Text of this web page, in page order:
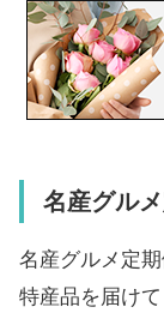
名産グル
名産グルメ定
特産品を届けて